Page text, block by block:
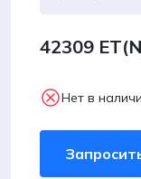
42309
Нет в